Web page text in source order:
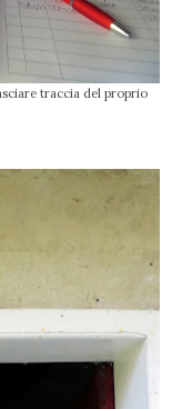
traccia del proprio